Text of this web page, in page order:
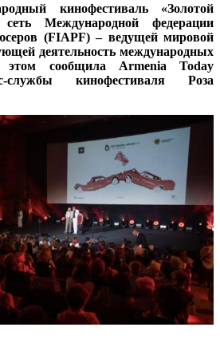
кинофестиваль «Золотой
Международной федерации
(FIAPF) – ведущей мировой
деятельность международных
этом сообщила Armenia Today
службы кинофестиваля Роза